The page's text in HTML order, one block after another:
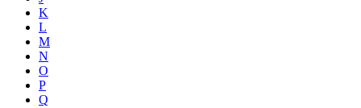
K
L
M
N
O
P
Q